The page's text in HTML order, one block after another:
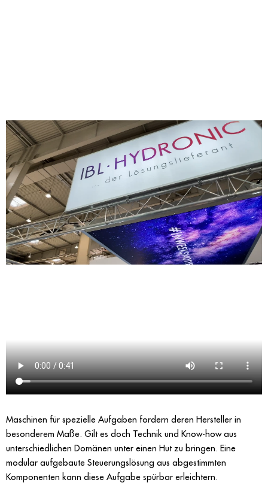
Maschinen für spezielle Aufgaben fordern deren Hersteller in
besonderem Maße. Gilt es doch Technik und Know-how aus
unterschiedlichen Domänen unter einen Hut zu bringen. Eine
modular aufgebaute Steuerungslösung aus abgestimmten
Komponenten kann diese Aufgabe spürbar erleichtern.